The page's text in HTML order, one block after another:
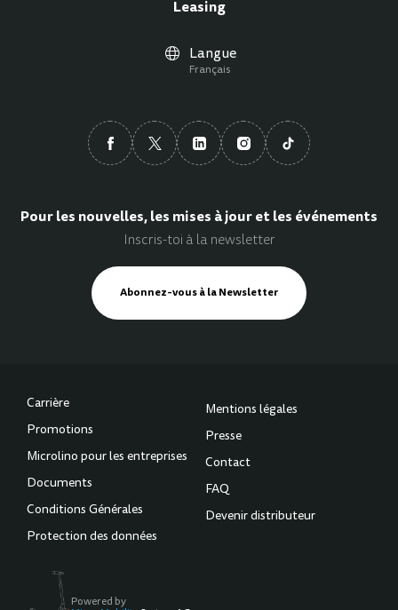
Leasing
Langue
Français
Pour les nouvelles, les mises à jour et les événements
Inscris-toi à la newsletter
Abonnez-vous à la Newsletter
Carrière
Promotions
Microlino pour les entreprises
Documents
Conditions Générales
Protection des données
Mentions légales
Presse
Contact
FAQ
Devenir distributeur
Powered by